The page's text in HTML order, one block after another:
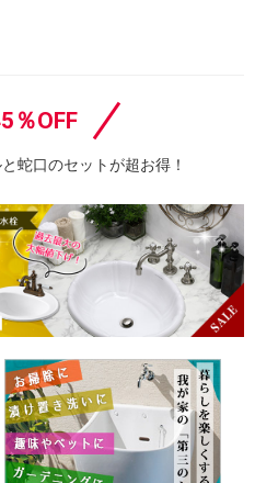
％OFF
蛇口のセットが超お得！